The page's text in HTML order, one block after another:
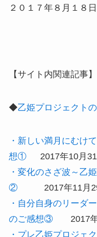
２０１７年８月１８日
【サイト内関連記事】
◆乙姫プロジェクト
・新しい満月にむけ
想①2017年10月31
・変化のさざ波～乙
②2017年11月
・自分自身のリーダ
のご感想③2017年
・プレ乙姫プロジェ